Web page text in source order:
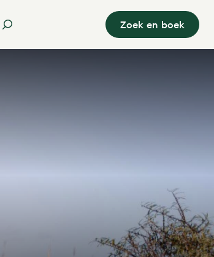
Zoek en boek